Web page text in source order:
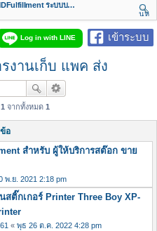
e
n
a
MDFulfillment ระบบบริการงานเก็บ แพค ส่ง
นห
า
เข้าระบบ
Log in with LINE
งานเก็บ แพค ส่ง
1 จากทั้งหมด 1
อ
สำหรับ ผู้ให้บริการสต๊อก ขาย
พ.ย. 2021 2:18 pm
สติ๊กเกอร์ Printer Three Boy XP-
« พุธ 26 ต.ค. 2022 4:28 pm